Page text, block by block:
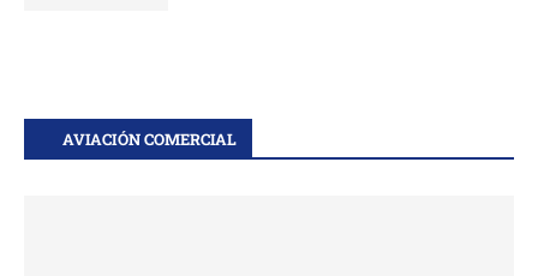
AVIACIÓN COMERCIAL